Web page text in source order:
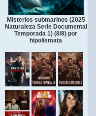
Misterios submarinos (2025
Naturaleza Serie Documental
Temporada 1) (8/8) por
hipolismata